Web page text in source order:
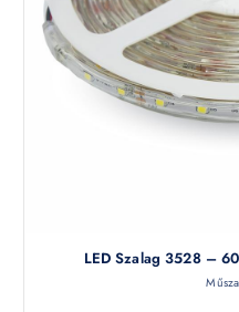
LED Szalag 3528 –